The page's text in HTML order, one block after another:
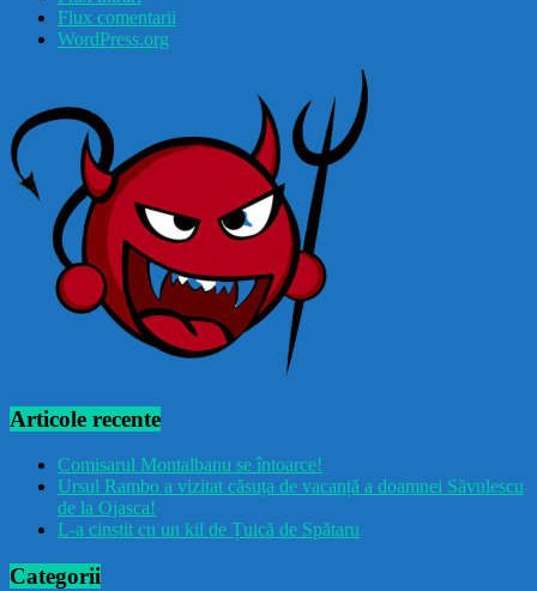
Flux comentarii
WordPress.org
Articole recente
Comisarul Montalbanu se întoarce!
Ursul Rambo a vizitat căsuța de vacanță a doamnei Săvulescu
de la Ojasca!
L-a cinstit cu un kil de Țuică de Spătaru
Categorii